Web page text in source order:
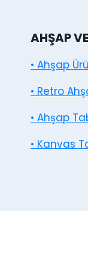
AHŞAP
• Ahşap
• Retro
• Ahşap
• Kanvas